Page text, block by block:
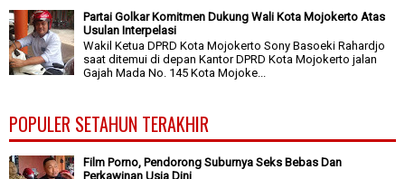
Partai Golkar Komitmen Dukung Wali Kota Mojokerto Atas
Usulan Interpelasi
Wakil Ketua DPRD Kota Mojokerto Sony Basoeki Rahardjo
saat ditemui di depan Kantor DPRD Kota Mojokerto jalan
Gajah Mada No. 145 Kota Mojoke...
POPULER SETAHUN TERAKHIR
Film Porno, Pendorong Suburnya Seks Bebas Dan
Perkawinan Usia Dini